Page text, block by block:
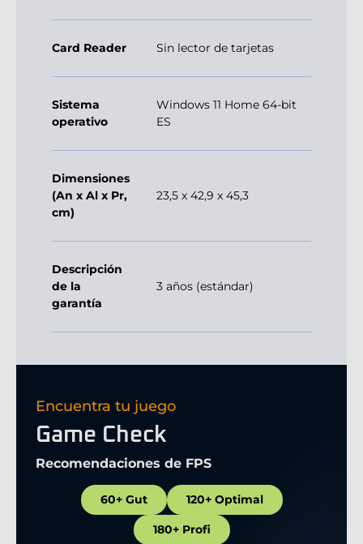
Card Reader Sin lector de tarjetas
Sistema
operativo
Windows 11 Home 64-bit
ES
Dimensiones
(An x Al x Pr,
cm)
23,5 x 42,9 x 45,3
Descripción
de la
garantía
3 años (estándar)
Encuentra tu juego
Game Check
Recomendaciones de FPS
60+ Gut 120+ Optimal
180+ Profi